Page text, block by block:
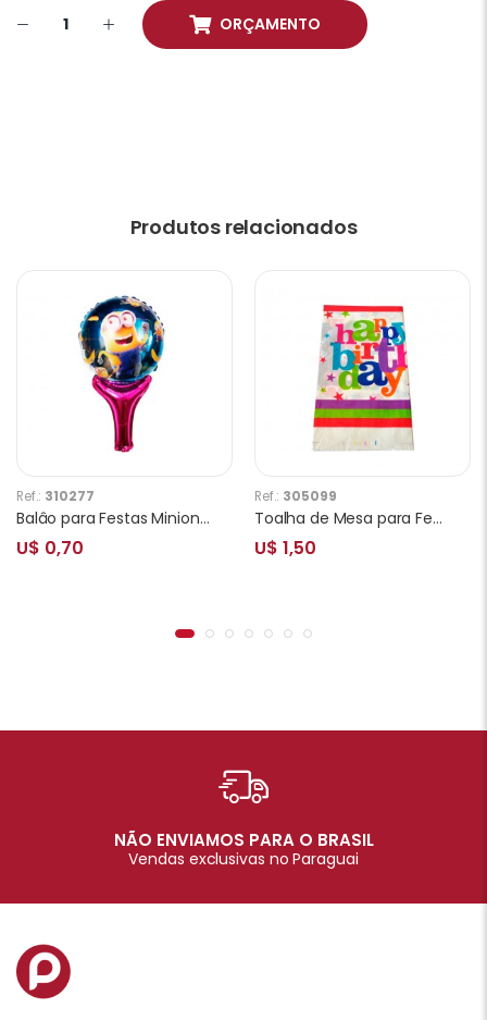
ORÇAMENTO
Produtos relacionados
Ref.: 310277
Balâo para Festas Minions Jerry YSBLY336 com Cabo
U$ 0,70
Ref.: 305099
Toalha de Mesa para Festa Estrela
U$ 1,50
NÃO ENVIAMOS PARA O BRASIL
Vendas exclusivas no Paraguai